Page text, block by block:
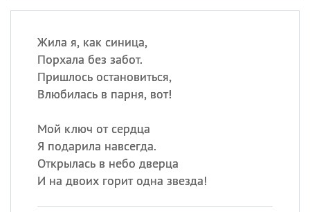
Жила я, как синица,
Порхала без забот.
Пришлось остановиться,
Влюбилась в парня, вот!
Мой ключ от сердца
Я подарила навсегда.
Открылась в небо дверца
И на двоих горит одна звезда!